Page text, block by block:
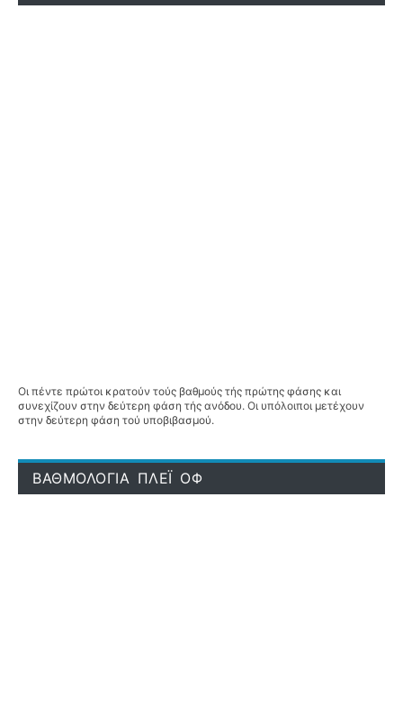
Οι πέντε πρώτοι κρατούν τούς βαθμούς τής πρώτης φάσης και
συνεχίζουν στην δεύτερη φάση τής ανόδου. Οι υπόλοιποι μετέχουν
στην δεύτερη φάση τού υποβιβασμού.
ΒΑΘΜΟΛΟΓΙΑ ΠΛΕΪ ΟΦ